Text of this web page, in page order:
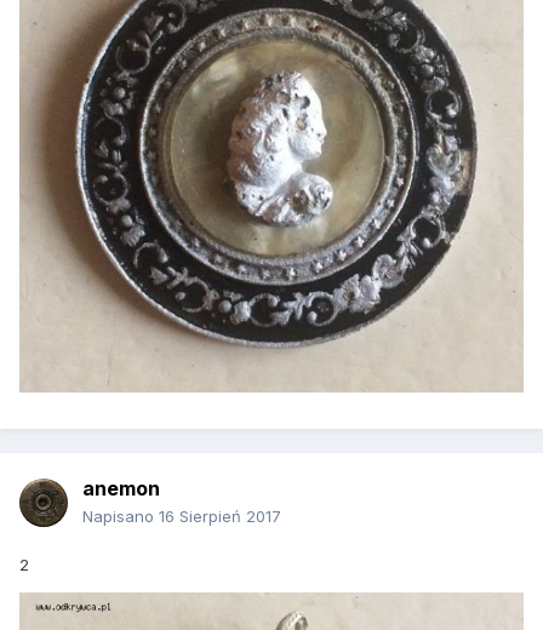
anemon
Napisano 16 Sierpień 2017
2